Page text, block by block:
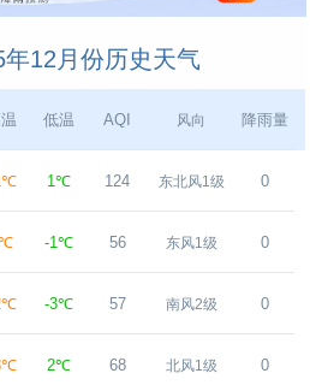
12月份历史天气
低温 AQI 风向 降雨量
1℃ 124 东北风1级 0
-1℃ 56 东风1级 0
-3℃ 57 南风2级 0
2℃ 68 北风1级 0